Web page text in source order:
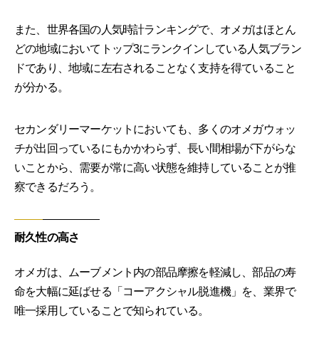
また、世界各国の人気時計ランキングで、オメガはほとん
どの地域においてトップ3にランクインしている人気ブラン
ドであり、地域に左右されることなく支持を得ていること
が分かる。
セカンダリーマーケットにおいても、多くのオメガウォッ
チが出回っているにもかかわらず、長い間相場が下がらな
いことから、需要が常に高い状態を維持していることが推
察できるだろう。
耐久性の高さ
オメガは、ムーブメント内の部品摩擦を軽減し、部品の寿
命を大幅に延ばせる「コーアクシャル脱進機」を、業界で
唯一採用していることで知られている。